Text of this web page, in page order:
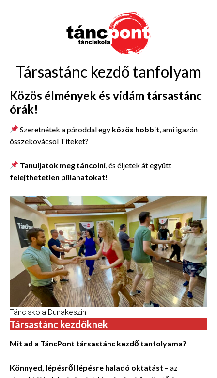
Társastánc kezdő tanfolyam
Közös élmények és vidám társastánc
órák!
Szeretnétek a pároddal egy közös hobbit , ami igazán
összekovácsol Titeket?
Tanuljatok meg táncolni , és éljetek át együtt
felejthetetlen pillanatokat!
Tánciskola Dunakeszin
Társastánc kezdőknek
Mit ad a TáncPont társastánc kezdő tanfolyama?
Könnyed, lépésről lépésre haladó oktatást – az